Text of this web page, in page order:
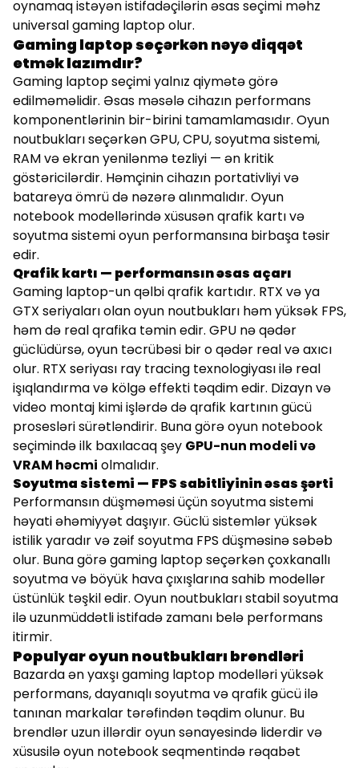
oynamaq istəyən istifadəçilərin əsas seçimi məhz
universal gaming laptop olur.
Gaming laptop seçərkən nəyə diqqət
etmək lazımdır?
Gaming laptop seçimi yalnız qiymətə görə
edilməməlidir. Əsas məsələ cihazın performans
komponentlərinin bir-birini tamamlamasıdır. Oyun
noutbukları seçərkən GPU, CPU, soyutma sistemi,
RAM və ekran yenilənmə tezliyi — ən kritik
göstəricilərdir. Həmçinin cihazın portativliyi və
batareya ömrü də nəzərə alınmalıdır. Oyun
notebook modellərində xüsusən qrafik kartı və
soyutma sistemi oyun performansına birbaşa təsir
edir.
Qrafik kartı — performansın əsas açarı
Gaming laptop-un qəlbi qrafik kartıdır. RTX və ya
GTX seriyaları olan oyun noutbukları həm yüksək FPS,
həm də real qrafika təmin edir. GPU nə qədər
güclüdürsə, oyun təcrübəsi bir o qədər real və axıcı
olur. RTX seriyası ray tracing texnologiyası ilə real
işıqlandırma və kölgə effekti təqdim edir. Dizayn və
video montaj kimi işlərdə də qrafik kartının gücü
prosesləri sürətləndirir. Buna görə oyun notebook
seçimində ilk baxılacaq şey GPU-nun modeli və
VRAM həcmi olmalıdır.
Soyutma sistemi — FPS sabitliyinin əsas şərti
Performansın düşməməsi üçün soyutma sistemi
həyati əhəmiyyət daşıyır. Güclü sistemlər yüksək
istilik yaradır və zəif soyutma FPS düşməsinə səbəb
olur. Buna görə gaming laptop seçərkən çoxkanallı
soyutma və böyük hava çıxışlarına sahib modellər
üstünlük təşkil edir. Oyun noutbukları stabil soyutma
ilə uzunmüddətli istifadə zamanı belə performans
itirmir.
Populyar oyun noutbukları brendləri
Bazarda ən yaxşı gaming laptop modelləri yüksək
performans, dayanıqlı soyutma və qrafik gücü ilə
tanınan markalar tərəfindən təqdim olunur. Bu
brendlər uzun illərdir oyun sənayesində liderdir və
xüsusilə oyun notebook seqmentində rəqabət